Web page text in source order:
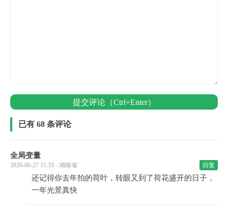
提交评论（Ctrl+Enter）
已有 68 条评论
全局变量
2026-06-27 11:33 - 湖南省 回复
还记得你去年拍的荷叶，转眼又到了荷花盛开的日子，
一年光景真快